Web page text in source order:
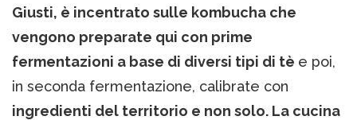
Giusti, è incentrato sulle kombucha che
vengono preparate qui con prime
fermentazioni a base di diversi tipi di tè e poi,
in seconda fermentazione, calibrate con
ingredienti del territorio e non solo. La cucina